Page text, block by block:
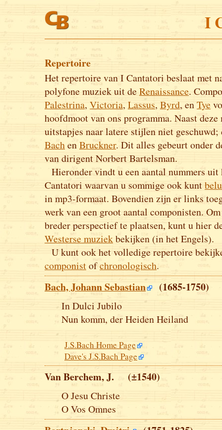
I
Repertoire
Het repertoire van I Cantatori beslaat met
polyfone muziek uit deRenaissance.
Palestrina, Victoria, Lassus, Byrd, enTye
hoofdmoot van ons programma. Naast
uitstapjes naar latere stijlen niet
BachenBruckner. Dit alles gebeurt onder
van dirigent Norbert Bartelsman.
Hieronder vindt u een aantal nummers
Cantatori waarvan u sommige ook kunt
in mp3-formaat. Bovendien zijn er links
werk van een groot aantal componisten.
breder perspectief te plaatsen, kunt u hier
Westerse muziekbekijken (in het Engels).
U kunt ook het volledige repertoire
componistofchronologisch.
Bach, Johann Sebastian (1685-1750)
In Dulci Jubilo
Nun komm, der Heiden Heiland
J.S.Bach Home Page
Dave's J.S.Bach Page
Van Berchem, J. (±1540)
O Jesu Christe
O Vos Omnes